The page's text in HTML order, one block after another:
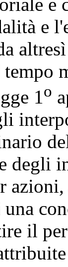
e
1o
degli
il